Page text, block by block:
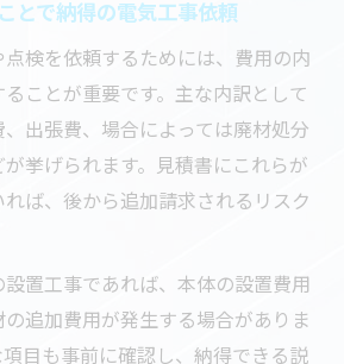
とで納得の電気工事依頼
検を依頼するためには、費用の内
ことが重要です。主な内訳として
出張費、場合によっては廃材処分
挙げられます。見積書にこれらが
ば、後から追加請求されるリスク
置工事であれば、本体の設置費用
追加費用が発生する場合がありま
目も事前に確認し、納得できる説